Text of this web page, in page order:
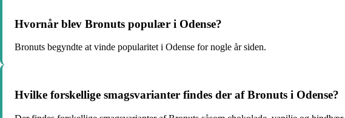
Hvornår blev Bronuts populær i Odense?
Bronuts begyndte at vinde popularitet i Odense for nogle år siden.
Hvilke forskellige smagsvarianter findes der af Bronuts i Odense?